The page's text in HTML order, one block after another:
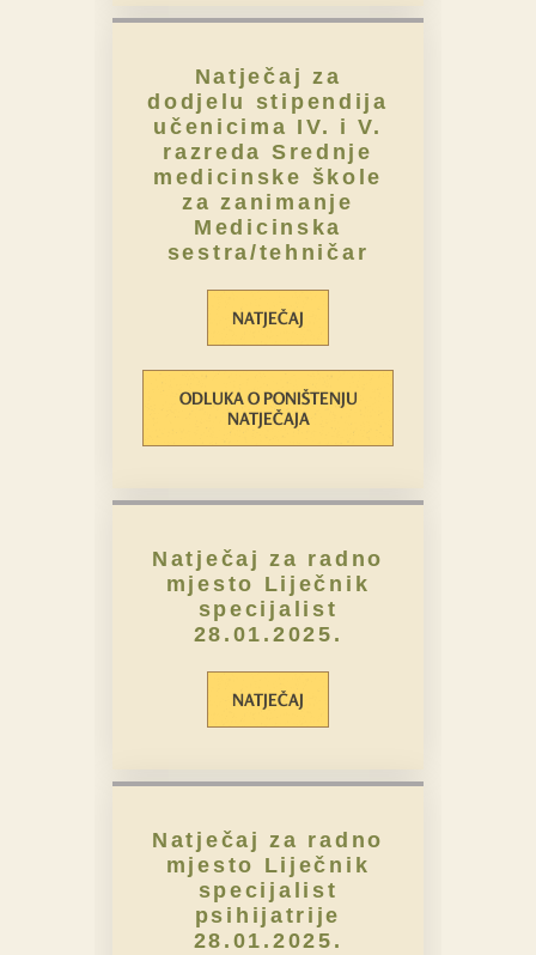
Natječaj za
dodjelu stipendija
učenicima IV. i V.
razreda Srednje
medicinske škole
za zanimanje
Medicinska
sestra/tehničar
NATJEČAJ
ODLUKA O PONIŠTENJU
NATJEČAJA
Natječaj za radno
mjesto Liječnik
specijalist
28.01.2025.
NATJEČAJ
Natječaj za radno
mjesto Liječnik
specijalist
psihijatrije
28.01.2025.